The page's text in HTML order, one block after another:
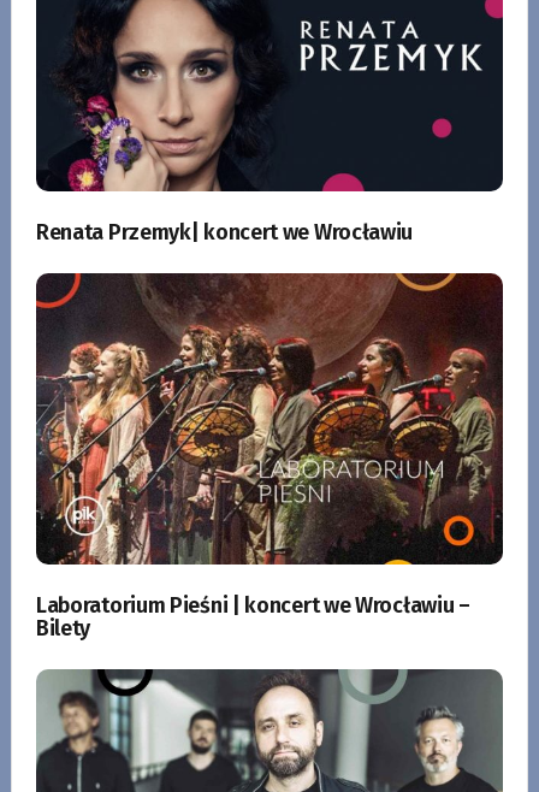
Renata Przemyk| koncert we Wrocławiu
Laboratorium Pieśni | koncert we Wrocławiu –
Bilety